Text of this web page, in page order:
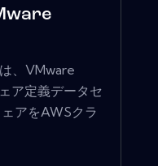
、VMware
ア定義データセ
アをAWSクラ